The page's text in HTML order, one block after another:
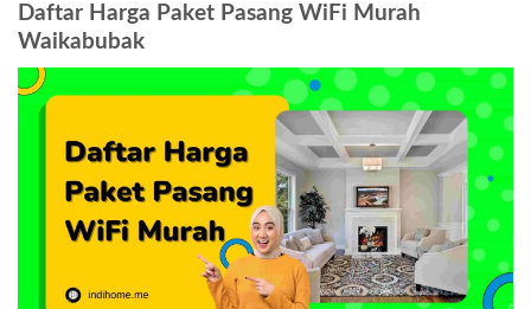
Daftar Harga Paket Pasang WiFi Murah
Waikabubak